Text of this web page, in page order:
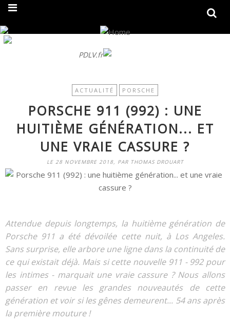
PDLV.fr
ACTUALITÉ PORSCHE
PORSCHE 911 (992) : UNE
HUITIÈME GÉNÉRATION... ET
UNE VRAIE CASSURE ?
LE 28 NOVEMBRE 2018, PAR THOMAS DROUART
Attendue depuis longtemps, la huitième génération de
Porsche 911 a été dévoilée cette nuit, à Los Angeles.
Sans surprise, elle arbore une ligne dans la continuité de
ce qui existait déjà. Mais si cette nouvelle 911 - 992 pour
les intimes - marquait une vraie cassure ? Nous allons
passer en revue les grandes nouveautés de cette
génération et voir si les gênes demeurent... 54 ans après
la première mouture !